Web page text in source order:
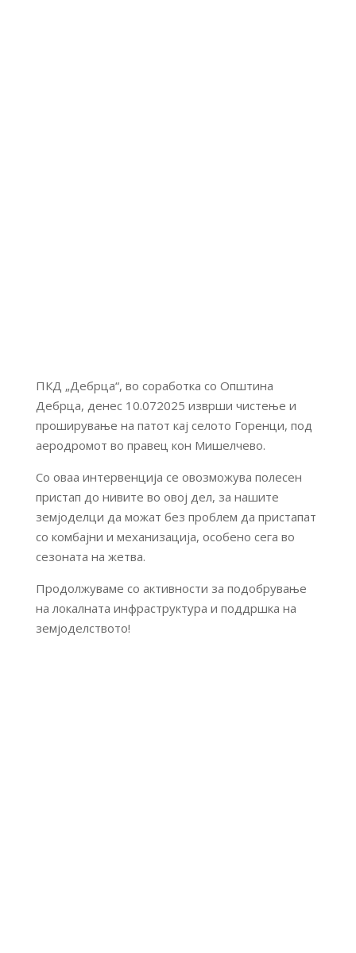
ПКД „Дебрца“, во соработка со Општина
Дебрца, денес 10.072025 изврши чистење и
проширување на патот кај селото Горенци, под
аеродромот во правец кон Мишелчево.
Со оваа интервенција се овозможува полесен
пристап до нивите во овој дел, за нашите
земјоделци да можат без проблем да пристапат
со комбајни и механизација, особено сега во
сезоната на жетва.
Продолжуваме со активности за подобрување
на локалната инфраструктура и поддршка на
земјоделството!